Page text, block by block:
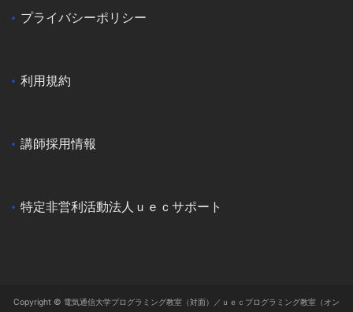
プライバシーポリシー
利用規約
講師採用情報
特定非営利活動法人ｕｅｃサポート
Copyright © 電気通信大学プログラミング教室（対面）／ｕｅｃプログラミング教室（オン